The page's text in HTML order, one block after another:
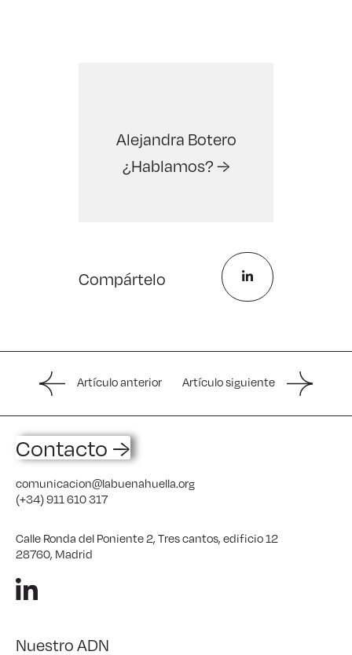
Alejandra Botero
¿Hablamos? →
Compártelo
Artículo anterior Artículo siguiente
Contacto →
comunicacion@labuenahuella.org
(+34) 911 610 317
Calle Ronda del Poniente 2, Tres cantos, edificio 12
28760, Madrid
Nuestro ADN